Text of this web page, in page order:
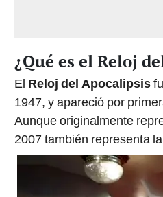
¿Qué es el Reloj
El Reloj del Apocalipsis
1947, y apareció por
Aunque originalmente
2007 también representa